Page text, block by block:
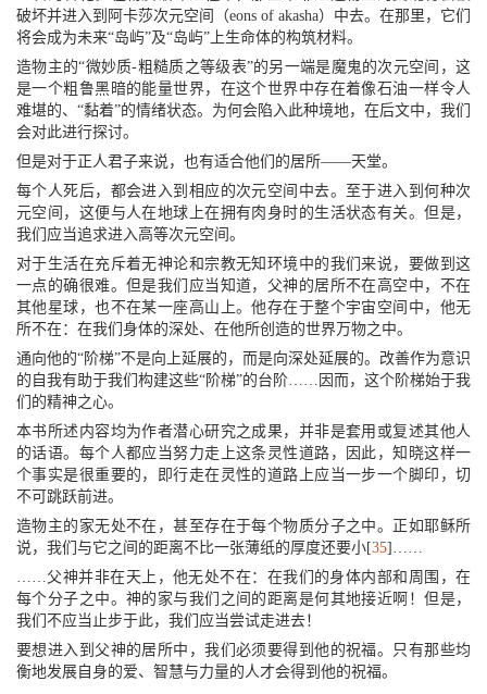
破坏并进入到阿卡莎次元空间（eons of akasha）中去。在那里，它们
将会成为未来“岛屿”及“岛屿”上生命体的构筑材料。
造物主的“微妙质-粗糙质之等级表”的另一端是魔鬼的次元空间，这
是一个粗鲁黑暗的能量世界，在这个世界中存在着像石油一样令人
难堪的、“黏着”的情绪状态。为何会陷入此种境地，在后文中，我们
会对此进行探讨。
但是对于正人君子来说，也有适合他们的居所——天堂。
每个人死后，都会进入到相应的次元空间中去。至于进入到何种次
元空间，这便与人在地球上在拥有肉身时的生活状态有关。但是，
我们应当追求进入高等次元空间。
对于生活在充斥着无神论和宗教无知环境中的我们来说，要做到这
一点的确很难。但是我们应当知道，父神的居所不在高空中，不在
其他星球，也不在某一座高山上。他存在于整个宇宙空间中，他无
所不在：在我们身体的深处、在他所创造的世界万物之中。
通向他的“阶梯”不是向上延展的，而是向深处延展的。改善作为意识
的自我有助于我们构建这些“阶梯”的台阶……因而，这个阶梯始于我
们的精神之心。
本书所述内容均为作者潜心研究之成果，并非是套用或复述其他人
的话语。每个人都应当努力走上这条灵性道路，因此，知晓这样一
个事实是很重要的，即行走在灵性的道路上应当一步一个脚印，切
不可跳跃前进。
造物主的家无处不在，甚至存在于每个物质分子之中。正如耶稣所
说，我们与它之间的距离不比一张薄纸的厚度还要小[35]……
……父神并非在天上，他无处不在：在我们的身体内部和周围，在
每个分子之中。神的家与我们之间的距离是何其地接近啊！但是，
我们不应当止步于此，我们应当尝试走进去！
要想进入到父神的居所中，我们必须要得到他的祝福。只有那些均
衡地发展自身的爱、智慧与力量的人才会得到他的祝福。